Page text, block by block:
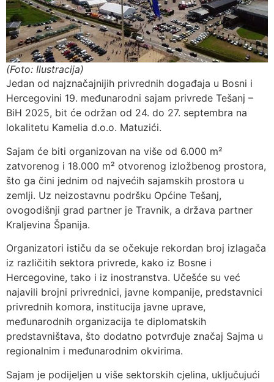
(Foto: Ilustracija)
Jedan od najznačajnijih privrednih događaja u Bosni i
Hercegovini 19. međunarodni sajam privrede Tešanj –
BiH 2025, bit će održan od 24. do 27. septembra na
lokalitetu Kamelia d.o.o. Matuzići.
Sajam će biti organizovan na više od 6.000 m²
zatvorenog i 18.000 m² otvorenog izložbenog prostora,
što ga čini jednim od najvećih sajamskih prostora u
zemlji. Uz neizostavnu podršku Općine Tešanj,
ovogodišnji grad partner je Travnik, a država partner
Kraljevina Španija.
Organizatori ističu da se očekuje rekordan broj izlagača
iz različitih sektora privrede, kako iz Bosne i
Hercegovine, tako i iz inostranstva. Učešće su već
najavili brojni privrednici, javne kompanije, predstavnici
privrednih komora, institucija javne uprave,
međunarodnih organizacija te diplomatskih
predstavništava, što dodatno potvrđuje značaj Sajma u
regionalnim i međunarodnim okvirima.
Sajam je podijeljen u više sektorskih cjelina, uključujući